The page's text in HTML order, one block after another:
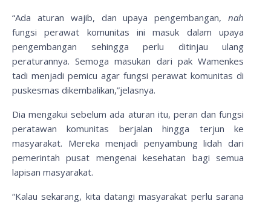
“Ada aturan wajib, dan upaya pengembangan, nah
fungsi perawat komunitas ini masuk dalam upaya
pengembangan sehingga perlu ditinjau ulang
peraturannya. Semoga masukan dari pak Wamenkes
tadi menjadi pemicu agar fungsi perawat komunitas di
puskesmas dikembalikan,”jelasnya.
Dia mengakui sebelum ada aturan itu, peran dan fungsi
peratawan komunitas berjalan hingga terjun ke
masyarakat. Mereka menjadi penyambung lidah dari
pemerintah pusat mengenai kesehatan bagi semua
lapisan masyarakat.
“Kalau sekarang, kita datangi masyarakat perlu sarana